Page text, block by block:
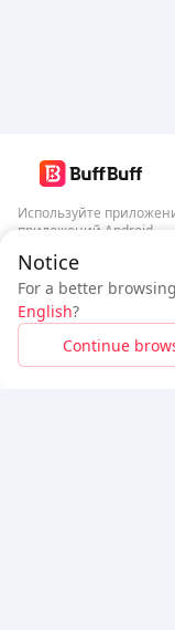
К оплате
Детали цены
$1.04
Войдите , чтобы
USD)
Notice
For a better
English?
Continue
Используйте
приложений Android
Подписаться